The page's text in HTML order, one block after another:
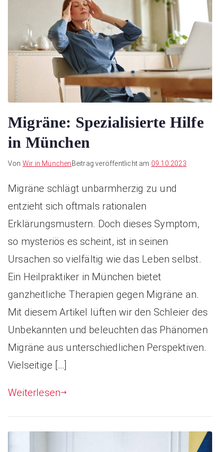
Migräne: Spezialisierte Hilfe
in München
Von Wir in MünchenBeitrag veröffentlicht am 09.10.2023
Migräne schlägt unbarmherzig zu und
entzieht sich oftmals rationalen
Erklärungsmustern. Doch dieses Symptom,
so mysteriös es scheint, ist in seinen
Ursachen so vielfältig wie das Leben selbst.
Ein Heilpraktiker in München bietet
ganzheitliche Therapien gegen Migräne an.
Mit diesem Artikel lüften wir den Schleier des
Unbekannten und beleuchten das Phänomen
Migräne aus unterschiedlichen Perspektiven.
Vielseitige […]
Weiterlesen